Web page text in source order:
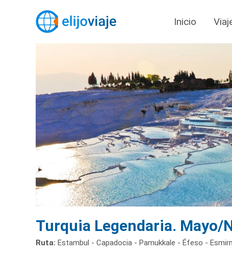
Inicio
Turquia Legendaria. Mayo/
Ruta: Estambul - Capadocia - Pamukkale - Éfeso -